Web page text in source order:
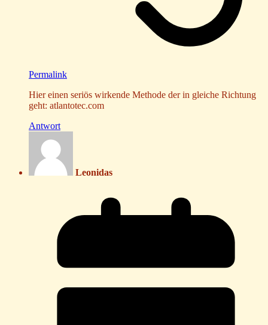
Permalink
Hier einen seriös wirkende Methode der in gleiche Richtung
geht: atlantotec.com
Antwort
Leonidas